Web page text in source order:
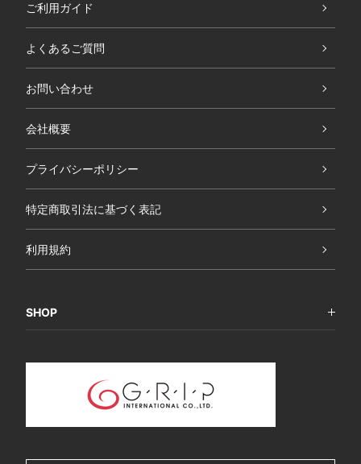
ご利用ガイド
よくあるご質問
お問い合わせ
会社概要
プライバシーポリシー
特定商取引法に基づく表記
利用規約
SHOP